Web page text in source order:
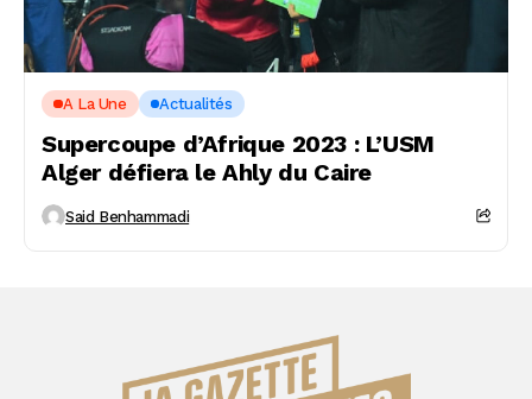
A La Une Actualités
Supercoupe d’Afrique 2023 : L’USM
Alger défiera le Ahly du Caire
Said Benhammadi